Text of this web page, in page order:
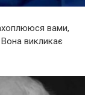
вами,
викликає